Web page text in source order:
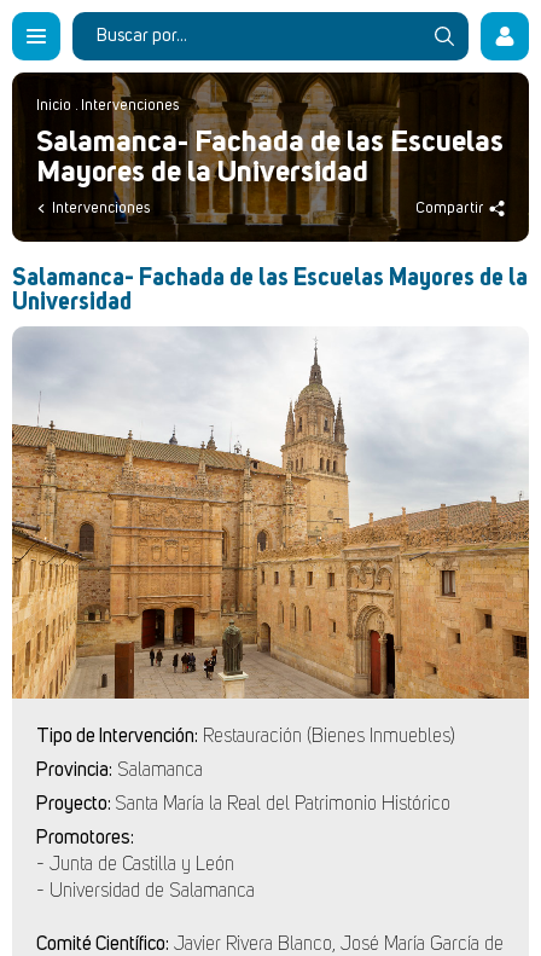
Inicio . Intervenciones
Salamanca- Fachada de las Escuelas
Mayores de la Universidad
Intervenciones Compartir
Salamanca- Fachada de las Escuelas Mayores de la
Universidad
Tipo de Intervención: Restauración (Bienes Inmuebles)
Provincia: Salamanca
Proyecto: Santa María la Real del Patrimonio Histórico
Promotores:
- Junta de Castilla y León
- Universidad de Salamanca
Comité Científico: Javier Rivera Blanco, José María García de